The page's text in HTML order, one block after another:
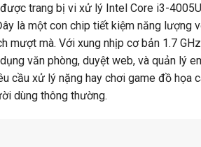
trang bị vi xử lý Intel Core i3-
là một con chip tiết kiệm năng lượng
mượt mà. Với xung nhịp cơ bản 1.7
văn phòng, duyệt web, và quản lý
cầu xử lý nặng hay chơi game đồ họa
dùng thông thường.